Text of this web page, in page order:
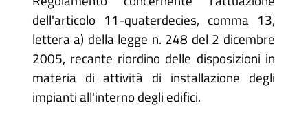
dell'articolo 11-quaterdecies, comma 13,
lettera a) della legge n. 248 del 2 dicembre
2005, recante riordino delle disposizioni in
materia di attività di installazione degli
impianti all'interno degli edifici.